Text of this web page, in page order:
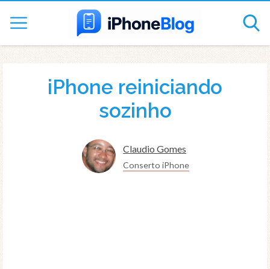
iPhone reiniciando
sozinho
Claudio Gomes
Conserto iPhone